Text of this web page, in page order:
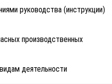
руководства (инструкции)
производственных
деятельности